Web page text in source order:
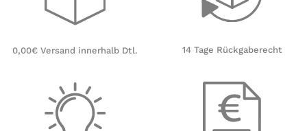
0,00€ Versand innerhalb Dtl. 14 Tage Rückgaberecht